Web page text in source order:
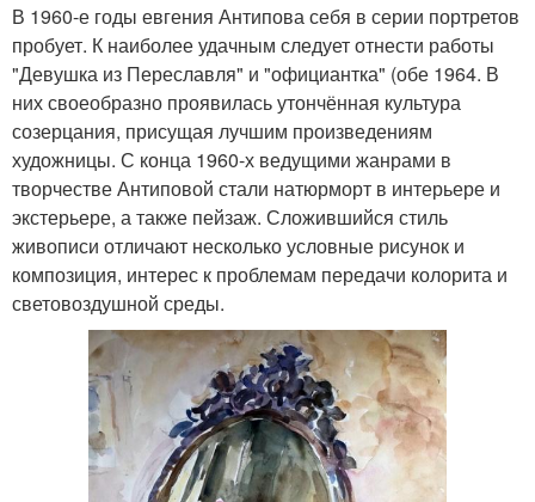
В 1960-е годы евгения Антипова себя в серии портретов
пробует. К наиболее удачным следует отнести работы
"Девушка из Переславля" и "официантка" (обе 1964. В
них своеобразно проявилась утончённая культура
созерцания, присущая лучшим произведениям
художницы. С конца 1960-х ведущими жанрами в
творчестве Антиповой стали натюрморт в интерьере и
экстерьере, а также пейзаж. Сложившийся стиль
живописи отличают несколько условные рисунок и
композиция, интерес к проблемам передачи колорита и
световоздушной среды.